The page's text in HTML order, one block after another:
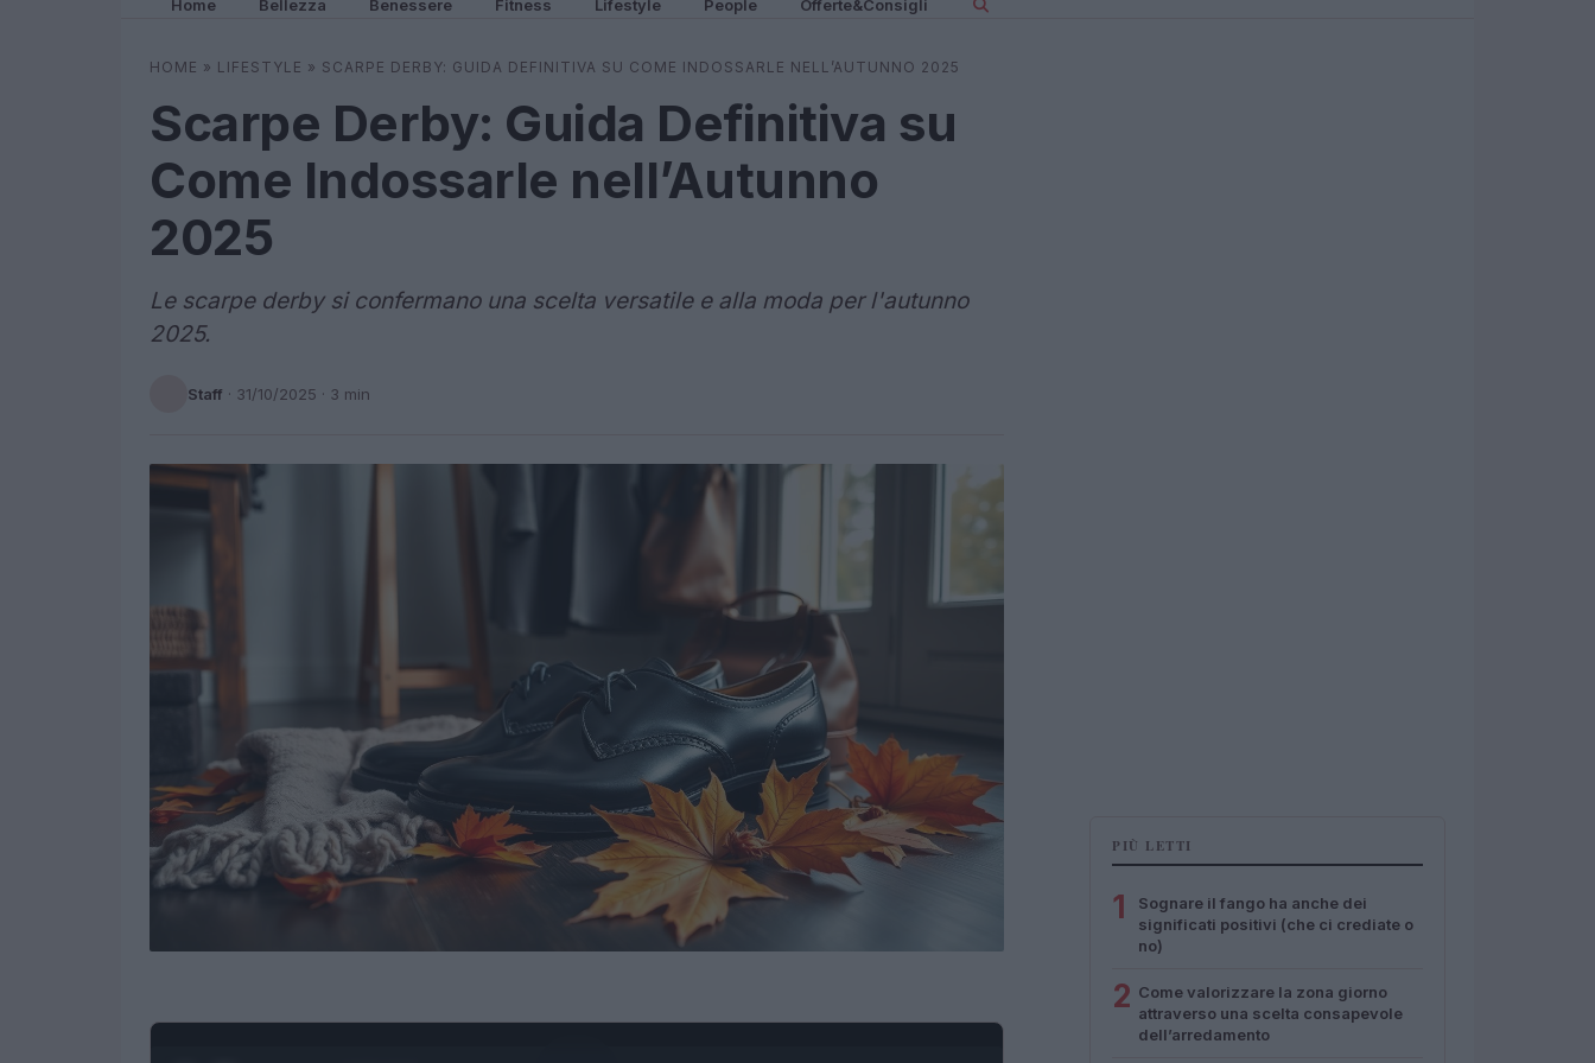
Home Bellezza Benessere Fitness Lifestyle People Offerte&Consigli
HOME » LIFESTYLE » SCARPE DERBY: GUIDA DEFINITIVA SU COME INDOSSARLE NELL’AUTUNNO 2025
Scarpe Derby: Guida Definitiva su
Come Indossarle nell’Autunno
2025
Le scarpe derby si confermano una scelta versatile e alla moda per l'autunno
2025.
Staff · 31/10/2025 · 3 min
PIÙ LETTI
1
Sognare il fango ha anche dei
significati positivi (che ci crediate o
no)
2 Come valorizzare la zona giorno
attraverso una scelta consapevole
dell’arredamento